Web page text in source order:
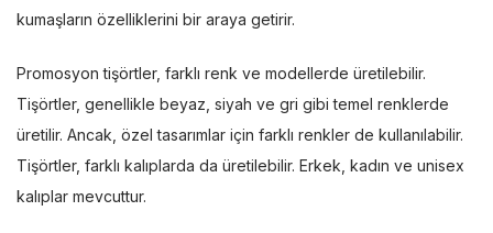
kumaşların özelliklerini bir araya getirir.
Promosyon tişörtler, farklı renk ve modellerde üretilebilir.
Tişörtler, genellikle beyaz, siyah ve gri gibi temel renklerde
üretilir. Ancak, özel tasarımlar için farklı renkler de kullanılabilir.
Tişörtler, farklı kalıplarda da üretilebilir. Erkek, kadın ve unisex
kalıplar mevcuttur.